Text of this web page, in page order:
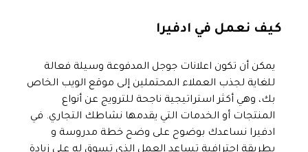
كيف نعمل في ادفيرا
يمكن أن تكون اعلانات جوجل المدفوعة وسيلة فعالة
للغاية لجذب العملاء المحتملين إلى موقع الويب الخاص
بك، وهي أكثر استراتيجية ناجحة للترويج عن أنواع
المنتجات أو الخدمات التي يقدمها نشاطك التجاري. في
ادفيرا نساعدك بوضوح على وضح خطة مدروسة و